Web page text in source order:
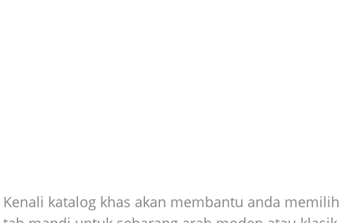
Kenali katalog khas akan membantu anda memilih